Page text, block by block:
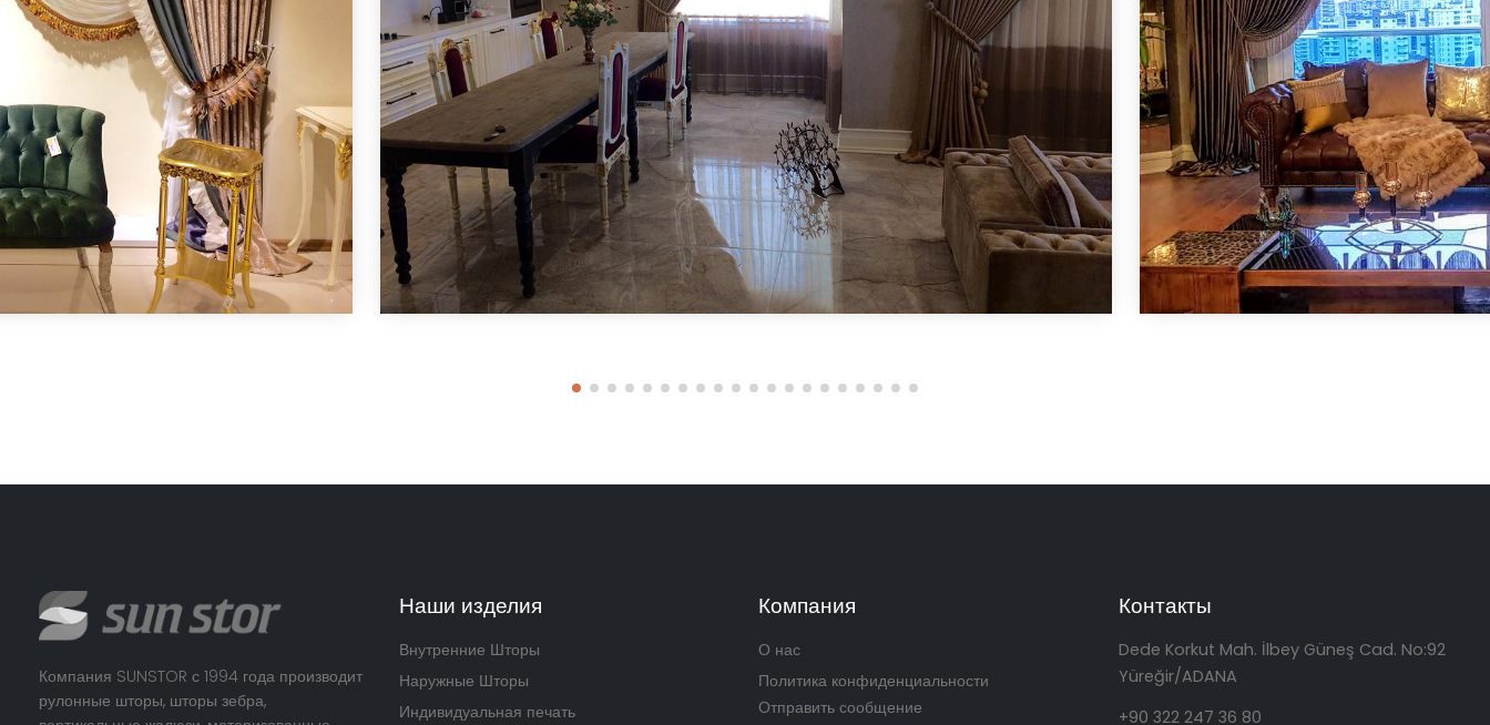
Компания SUNSTOR с 1994 года производит
рулонные шторы, шторы зебра,
Наши изделия
Внутренние Шторы
Наружные Шторы
Индивидуальная печать
Компания
О нас
Политика конфиденциальности
Отправить сообщение
Контакты
Dede Korkut Mah. İlbey Güneş Cad. No:92
Yüreğir/ADANA
+90 322 247 36 80